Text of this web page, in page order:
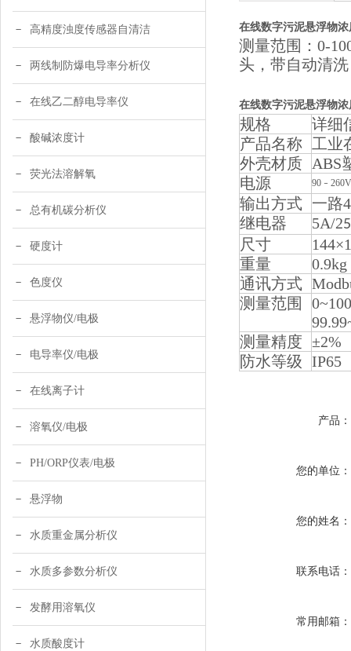
高精度浊度传感器自清洁
两线制防爆电导率分析仪
在线乙二醇电导率仪
酸碱浓度计
荧光法溶解氧
总有机碳分析仪
硬度计
色度仪
悬浮物仪/电极
电导率仪/电极
在线离子计
溶氧仪/电极
PH/ORP仪表/电极
悬浮物
水质重金属分析仪
水质多参数分析仪
发酵用溶氧仪
水质酸度计
在线数字污泥悬浮物浓
测量范围：0-
头，带自动清
在线数字污泥悬浮物浓
规格
详细
产品名称 工业
外壳材质
ABS
电源
90 –
输出方式 一路
继电器
5A/25
尺寸
重量
0.9kg
通讯方式
测量范围
测量精度 ±2%
防水等级 IP65
产品：
您的单位：
您的姓名：
联系电话：
常用邮箱：